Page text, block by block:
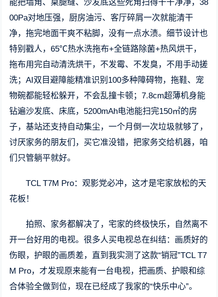
能把墙角、桌腿缝、沙发底这些死角扫得干干净净，38
00Pa对地压强，厨房油污、客厅碎屑一次就能清干
净，拖完地面干爽不粘脚，没有一点水渍。细节设计也
特别戳人，65℃热水洗拖布+全链路除菌+热风烘干，
拖布用完自动清洗烘干，不发霉、不发臭，不用手动搓
洗；AI双目避障能精准识别100多种障碍物，拖鞋、宠
物碗都能轻松躲开，不会乱撞卡顿；7.8cm超薄机身能
钻遍沙发底、床底，5200mAh电池能扫完150㎡的房
子，基站还支持自动集尘，一个月倒一次垃圾就够了，
讨厌家务的朋友们，买它准没错，把家务交给机器，咱
们只管躺平就好。
TCL T7M Pro：观影党必冲，这才是宅家放松的天
花板！
拍照、家务都解决了，宅家的终极快乐，自然离不
开一台好用的电视。很多人买电视总在纠结：画质好的
伤眼，护眼的画质差，直到我实测了这款“销冠”TCL T7
M Pro，才发现原来能有一台电视，把画质、护眼和综
合体验全做到位，现在已经成了我家的“快乐中心”。